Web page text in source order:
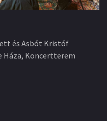
és Asbót Kristóf
Háza, Koncertterem